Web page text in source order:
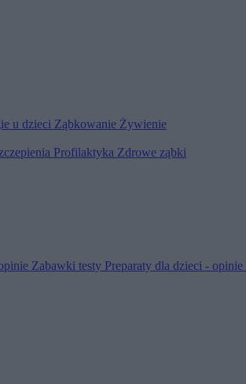
u dzieci Ząbkowanie Żywienie
Profilaktyka Zdrowe ząbki
Zabawki testy Preparaty dla dzieci - opinie